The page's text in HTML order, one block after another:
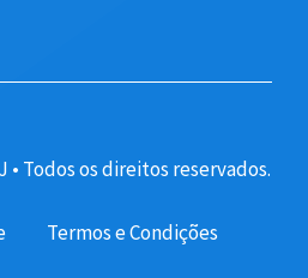
• Todos os direitos reservados.
Termos e Condições